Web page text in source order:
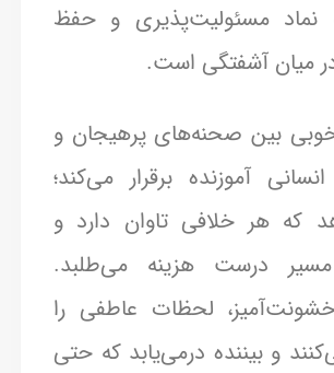
مسئولیت‌پذیری و حفظ
میان آشفتگی است.
بین صحنه‌های پرهیجان و
آموزنده برقرار می‌کند؛
که هر خلافی تاوان دارد و
درست هزینه می‌طلبد.
لحظات عاطفی را
و بیننده درمی‌یابد که حتی